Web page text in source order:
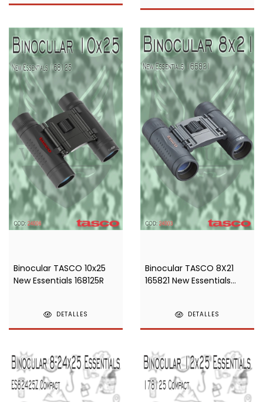
Binocular TASCO 10x25
New Essentials 168125R
DETALLES
Binocular TASCO 8X21
165821 New Essentials
DETALLES